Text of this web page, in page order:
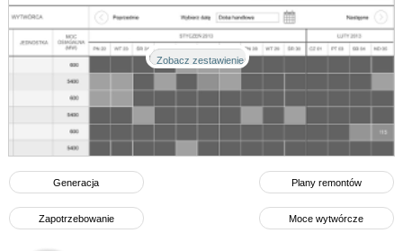
Zobacz zestawienie
Generacja
Zapotrzebowanie
Plany remontów
Moce wytwórcze